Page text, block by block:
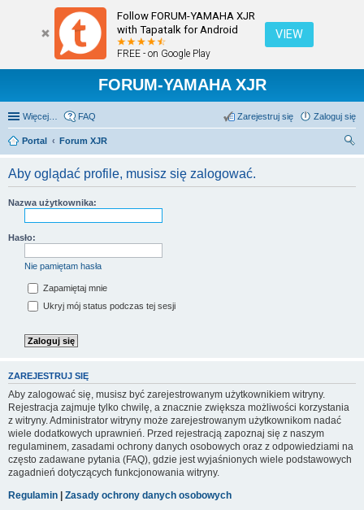
Follow FORUM-YAMAHA XJR
with Tapatalk for Android
FREE - on Google Play
VIEW
FORUM-YAMAHA XJR
Więcej… FAQ Zaloguj się
Zarejestruj się
Portal
Forum XJR
Aby oglądać profile, musisz się zalogować.
Nazwa użytkownika:
Hasło:
Nie pamiętam hasła
Zapamiętaj mnie
Ukryj mój status podczas tej sesji
ZAREJESTRUJ SIĘ
Aby zalogować się, musisz być zarejestrowanym użytkownikiem witryny.
Rejestracja zajmuje tylko chwilę, a znacznie zwiększa możliwości korzystania
z witryny. Administrator witryny może zarejestrowanym użytkownikom nadać
wiele dodatkowych uprawnień. Przed rejestracją zapoznaj się z naszym
regulaminem, zasadami ochrony danych osobowych oraz z odpowiedziami na
często zadawane pytania (FAQ), gdzie jest wyjaśnionych wiele podstawowych
zagadnień dotyczących funkcjonowania witryny.
Regulamin
Zasady ochrony danych osobowych